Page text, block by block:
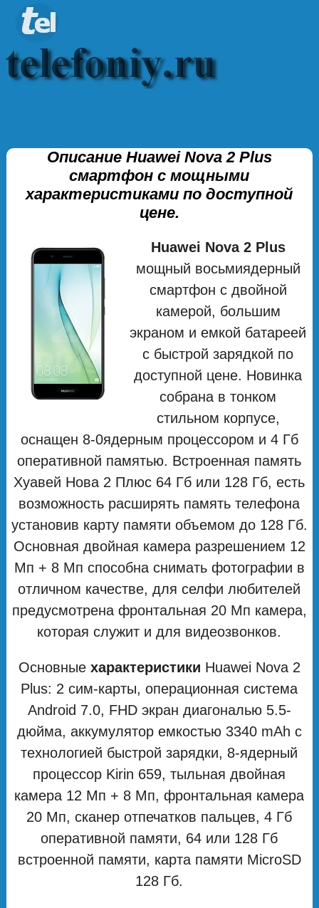
Описание Huawei Nova 2 Plus
смартфон с мощными
характеристиками по доступной
цене.
Huawei Nova 2 Plus
мощный восьмиядерный
смартфон с двойной
камерой, большим
экраном и емкой батареей
с быстрой зарядкой по
доступной цене. Новинка
собрана в тонком
стильном корпусе,
оснащен 8-0ядерным процессором и 4 Гб
оперативной памятью. Встроенная память
Хуавей Нова 2 Плюс 64 Гб или 128 Гб, есть
возможность расширять память телефона
установив карту памяти объемом до 128 Гб.
Основная двойная камера разрешением 12
Мп + 8 Мп способна снимать фотографии в
отличном качестве, для селфи любителей
предусмотрена фронтальная 20 Мп камера,
которая служит и для видеозвонков.
Основные характеристики Huawei Nova 2
Plus: 2 сим-карты, операционная система
Android 7.0, FHD экран диагональю 5.5-
дюйма, аккумулятор емкостью 3340 mAh с
технологией быстрой зарядки, 8-ядерный
процессор Kirin 659, тыльная двойная
камера 12 Мп + 8 Мп, фронтальная камера
20 Мп, сканер отпечатков пальцев, 4 Гб
оперативной памяти, 64 или 128 Гб
встроенной памяти, карта памяти MicroSD
128 Гб.